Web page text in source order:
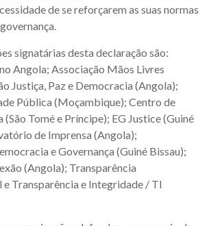
de se reforçarem as suas normas
signatárias desta declaração são:
Angola; Associação Mãos Livres
Justiça, Paz e Democracia (Angola);
Pública (Moçambique); Centro de
Tomé e Príncipe); EG Justice (Guiné
de Imprensa (Angola);
e Governança (Guiné Bissau);
(Angola); Transparência
Transparência e Integridade / TI